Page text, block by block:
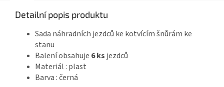
Detailní popis produktu
Sada náhradních jezdců ke kotvícím šnůrám ke
stanu
Balení obsahuje 6 ks jezdců
Materiál : plast
Barva : černá